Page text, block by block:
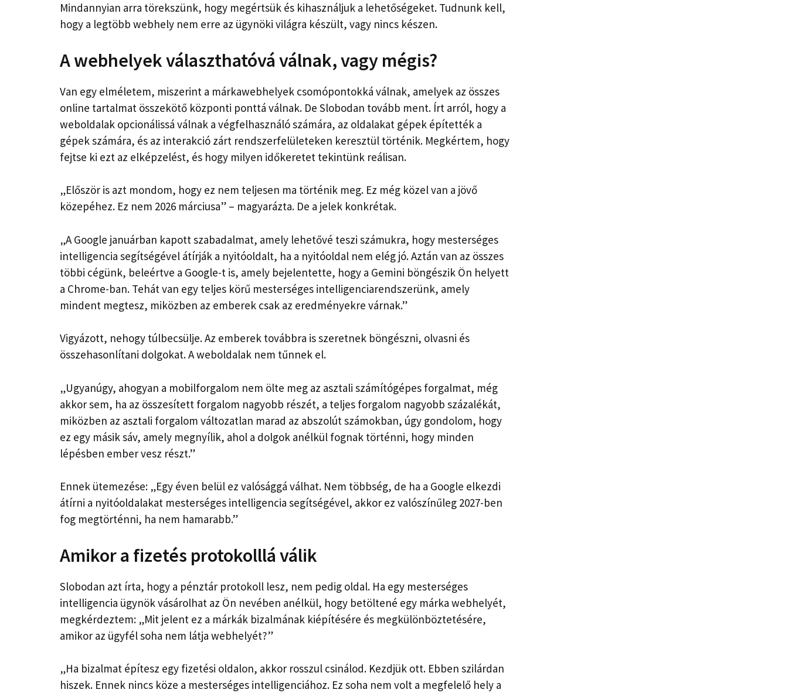
Mindannyian arra törekszünk, hogy megértsük és kihasználjuk a lehetőségeket. Tudnunk kell,
hogy a legtöbb webhely nem erre az ügynöki világra készült, vagy nincs készen.
A webhelyek választhatóvá válnak, vagy mégis?
Van egy elméletem, miszerint a márkawebhelyek csomópontokká válnak, amelyek az összes
online tartalmat összekötő központi ponttá válnak. De Slobodan tovább ment. Írt arról, hogy a
weboldalak opcionálissá válnak a végfelhasználó számára, az oldalakat gépek építették a
gépek számára, és az interakció zárt rendszerfelületeken keresztül történik. Megkértem, hogy
fejtse ki ezt az elképzelést, és hogy milyen időkeretet tekintünk reálisan.
„Először is azt mondom, hogy ez nem teljesen ma történik meg. Ez még közel van a jövő
közepéhez. Ez nem 2026 márciusa” – magyarázta. De a jelek konkrétak.
„A Google januárban kapott szabadalmat, amely lehetővé teszi számukra, hogy mesterséges
intelligencia segítségével átírják a nyitóoldalt, ha a nyitóoldal nem elég jó. Aztán van az összes
többi cégünk, beleértve a Google-t is, amely bejelentette, hogy a Gemini böngészik Ön helyett
a Chrome-ban. Tehát van egy teljes körű mesterséges intelligenciarendszerünk, amely
mindent megtesz, miközben az emberek csak az eredményekre várnak.”
Vigyázott, nehogy túlbecsülje. Az emberek továbbra is szeretnek böngészni, olvasni és
összehasonlítani dolgokat. A weboldalak nem tűnnek el.
„Ugyanúgy, ahogyan a mobilforgalom nem ölte meg az asztali számítógépes forgalmat, még
akkor sem, ha az összesített forgalom nagyobb részét, a teljes forgalom nagyobb százalékát,
miközben az asztali forgalom változatlan marad az abszolút számokban, úgy gondolom, hogy
ez egy másik sáv, amely megnyílik, ahol a dolgok anélkül fognak történni, hogy minden
lépésben ember vesz részt.”
Ennek ütemezése: „Egy éven belül ez valósággá válhat. Nem többség, de ha a Google elkezdi
átírni a nyitóoldalakat mesterséges intelligencia segítségével, akkor ez valószínűleg 2027-ben
fog megtörténni, ha nem hamarabb.”
Amikor a fizetés protokolllá válik
Slobodan azt írta, hogy a pénztár protokoll lesz, nem pedig oldal. Ha egy mesterséges
intelligencia ügynök vásárolhat az Ön nevében anélkül, hogy betöltené egy márka webhelyét,
megkérdeztem: „Mit jelent ez a márkák bizalmának kiépítésére és megkülönböztetésére,
amikor az ügyfél soha nem látja webhelyét?”
„Ha bizalmat építesz egy fizetési oldalon, akkor rosszul csinálod. Kezdjük ott. Ebben szilárdan
hiszek. Ennek nincs köze a mesterséges intelligenciához. Ez soha nem volt a megfelelő hely a